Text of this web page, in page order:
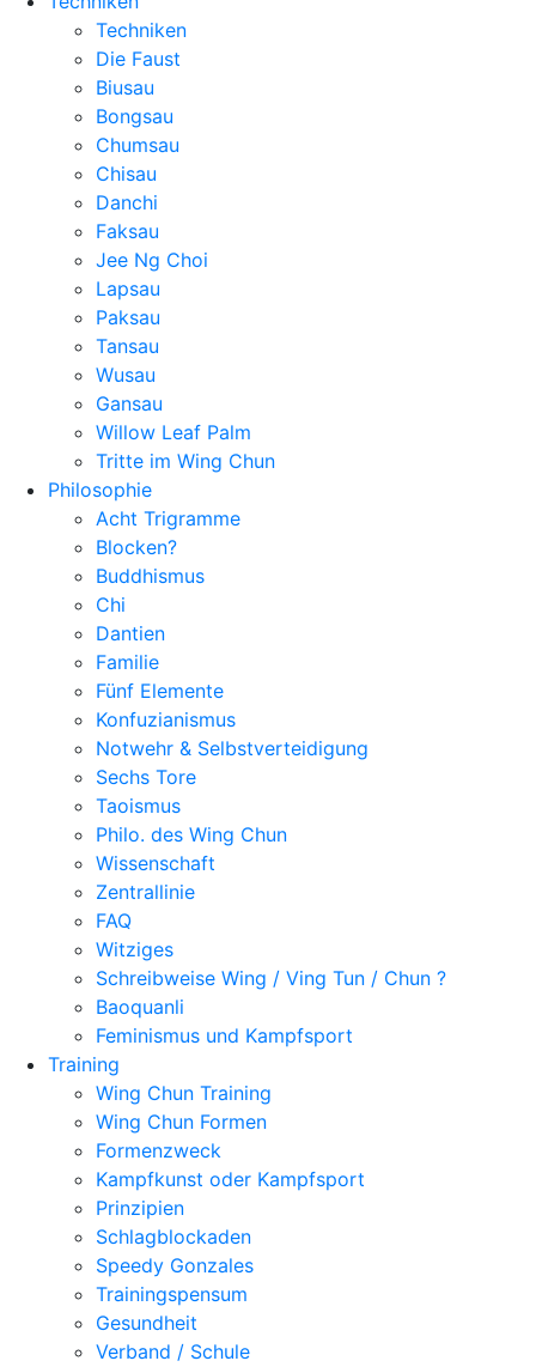
Techniken
Die Faust
Biusau
Bongsau
Chumsau
Chisau
Danchi
Faksau
Jee Ng Choi
Lapsau
Paksau
Tansau
Wusau
Gansau
Willow Leaf Palm
Tritte im Wing Chun
Philosophie
Acht Trigramme
Blocken?
Buddhismus
Chi
Dantien
Familie
Fünf Elemente
Konfuzianismus
Notwehr & Selbstverteidigung
Sechs Tore
Taoismus
Philo. des Wing Chun
Wissenschaft
Zentrallinie
FAQ
Witziges
Schreibweise Wing / Ving Tun / Chun ?
Baoquanli
Feminismus und Kampfsport
Training
Wing Chun Training
Wing Chun Formen
Formenzweck
Kampfkunst oder Kampfsport
Prinzipien
Schlagblockaden
Speedy Gonzales
Trainingspensum
Gesundheit
Verband / Schule